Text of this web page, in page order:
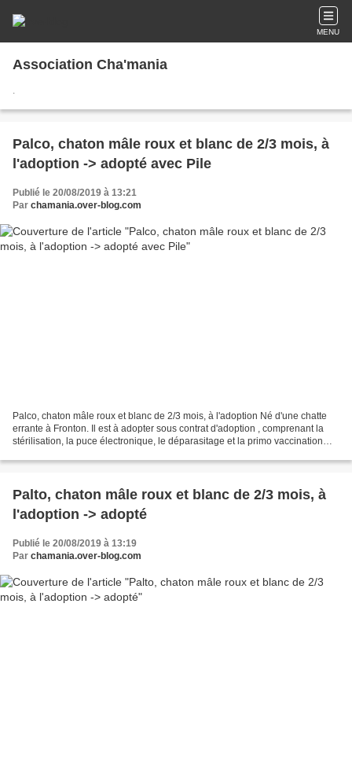
MENU
Association Cha'mania
.
Palco, chaton mâle roux et blanc de 2/3 mois, à
l'adoption -> adopté avec Pile
Publié le 20/08/2019 à 13:21
Par chamania.over-blog.com
Palco, chaton mâle roux et blanc de 2/3 mois, à l'adoption Né d'une chatte
errante à Fronton. Il est à adopter sous contrat d'adoption , comprenant la
stérilisation, la puce électronique, le déparasitage et la primo vaccination
Palto, chaton mâle roux et blanc de 2/3 mois, à
l'adoption -> adopté
Publié le 20/08/2019 à 13:19
Par chamania.over-blog.com